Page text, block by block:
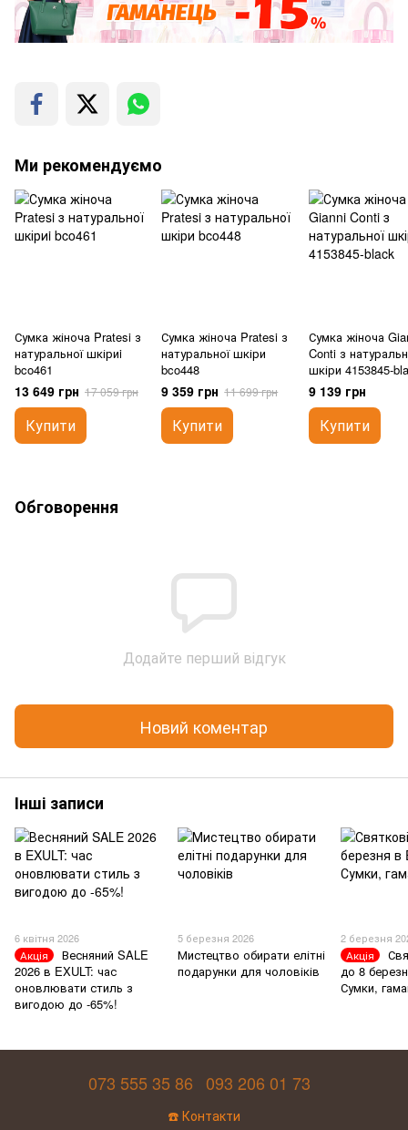
Ми рекомендуємо
Сумка жіноча Pratesi з
натуральної шкіриi
bco461
13 649 грн 17 059 грн
Купити
Сумка жіноча Pratesi з
натуральної шкіри
bco448
9 359 грн 11 699 грн
Купити
Сумка жіноча
Conti з
шкіри 4153845-
9 139 грн
Купити
Обговорення
Додайте перший відгук
Новий коментар
Інші записи
6 квітня 2026
Акція
Весняний SALE
2026 в EXULT: час
оновлювати стиль з
вигодою до -65%!
5 березня 2026
Мистецтво обирати елітні
подарунки для чоловіків
2 березня
Акція
до 8
Сумки,
073 555 35 86 093 206 01 73
☎️ Контакти